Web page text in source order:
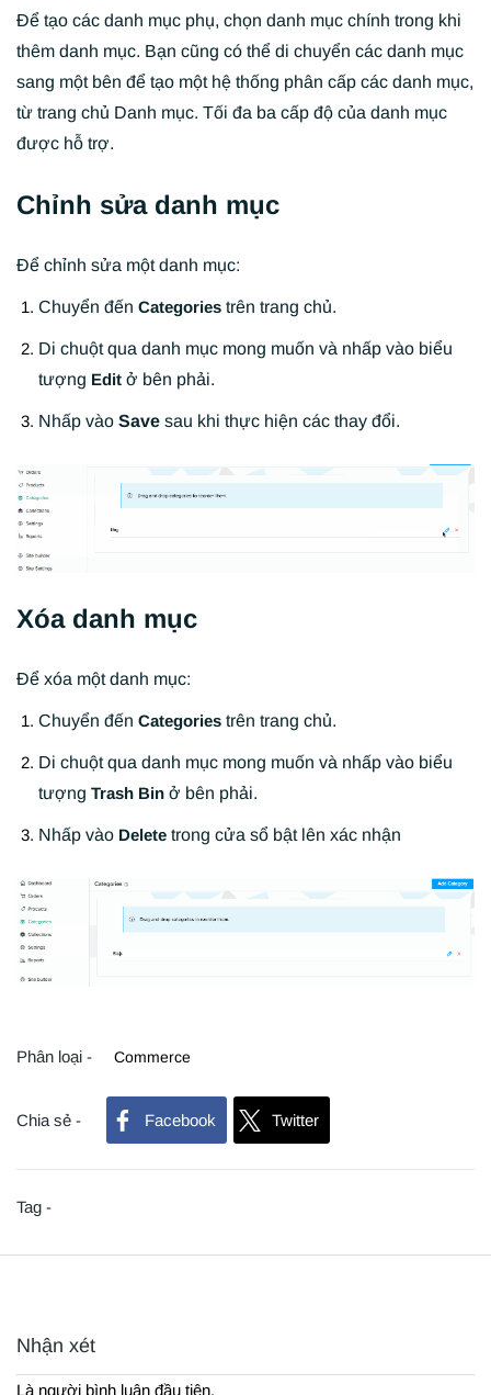
Để tạo các danh mục phụ, chọn danh mục chính trong khi
thêm danh mục. Bạn cũng có thể di chuyển các danh mục
sang một bên để tạo một hệ thống phân cấp các danh mục,
từ trang chủ Danh mục. Tối đa ba cấp độ của danh mục
được hỗ trợ.
Chỉnh sửa danh mục
Để chỉnh sửa một danh mục:
Chuyển đến Categories trên trang chủ.
Di chuột qua danh mục mong muốn và nhấp vào biểu
tượng Edit ở bên phải.
Nhấp vào Save sau khi thực hiện các thay đổi.
Xóa danh mục
Để xóa một danh mục:
Chuyển đến Categories trên trang chủ.
Di chuột qua danh mục mong muốn và nhấp vào biểu
tượng Trash Bin ở bên phải.
Nhấp vào Delete trong cửa sổ bật lên xác nhận
Phân loại - Commerce
Chia sẻ - Facebook Twitter
Tag -
Nhận xét
Là người bình luận đầu tiên.